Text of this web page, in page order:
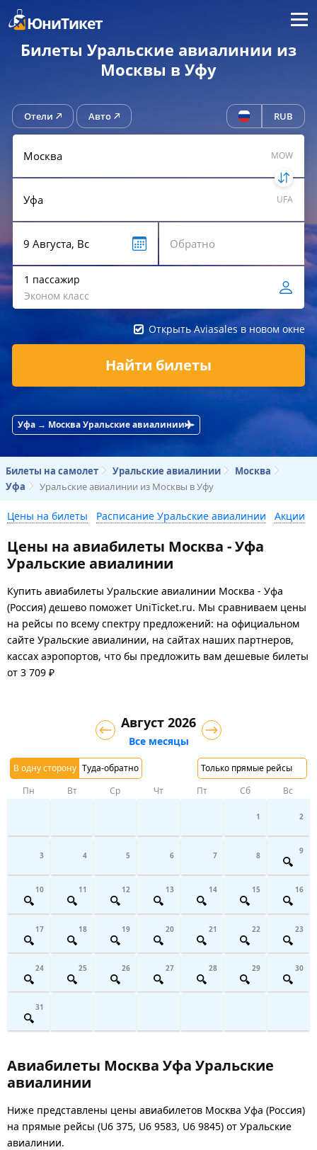
ЮниТикет Меню
Билеты Уральские авиалинии из
Москвы в Уфу
Отели Авто RUB
MOW
UFA
1 пассажир
Эконом класс
Открыть Aviasales в новом окне
Найти билеты
Уфа → Москва Уральские авиалинии
Билеты на самолет Уральские авиалинии
Москва
Уфа
Уральские авиалинии из Москвы в Уфу
Цены на билеты Расписание Уральские авиалинии Акции
Цены на авиабилеты Москва - Уфа
Уральские авиалинии
Купить авиабилеты Уральские авиалинии Москва - Уфа
(Россия) дешево поможет UniTicket.ru. Мы сравниваем цены
на рейсы по всему спектру предложений: на официальном
сайте Уральские авиалинии, на сайтах наших партнеров,
кассах аэропортов, что бы предложить вам дешевые билеты
от 3 709 ₽
В одну сторону Туда-обратно Только прямые рейсы
Август 2026
Все месяцы
Пн Вт Ср Чт Пт Сб Вс
1 2
3 4 5 6 7 8 9
10 11 12 13 14 15 16
17 18 19 20 21 22 23
24 25 26 27 28 29 30
31
Авиабилеты Москва Уфа Уральские
авиалинии
Ниже представлены цены авиабилетов Москва Уфа (Россия)
на прямые рейсы (U6 375, U6 9583, U6 9845) от Уральские
авиалинии.